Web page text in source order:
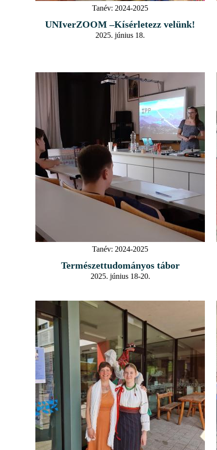
Tanév: 2024-2025
UNIverZOOM –Kísérletezz velünk!
2025. június 18.
Tanév: 2024-2025
Természettudományos tábor
2025. június 18-20.